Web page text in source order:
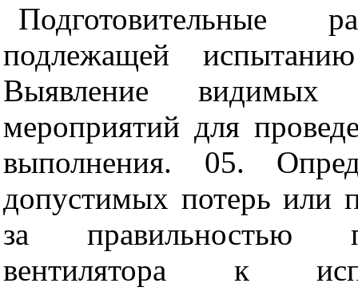
Подготовительные
подлежащей
Выявление видимых
мероприятий для
выполнения. 05.
допустимых потерь или
за правильностью
вентилятора к